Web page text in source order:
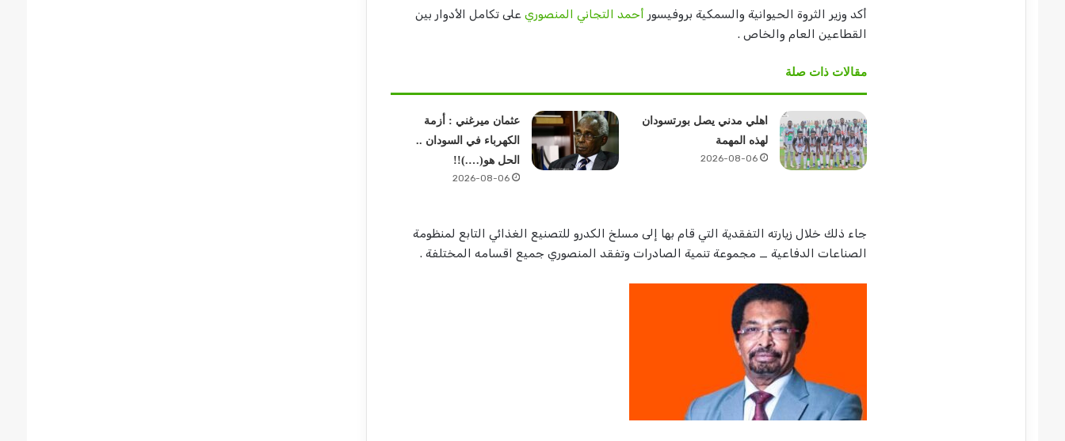
أكد وزير الثروة الحيوانية والسمكية بروفيسور أحمد التجاني المنصوريعلى تكامل الأدوار بين
القطاعين العام والخاص .
مقالات ذات صلة
اهلي مدني يصل بورتسودان
لهذه المهمة
2026-08-06
عثمان ميرغني : أزمة
الكهرباء في السودان ..
الحل هو(….)!!
2026-08-06
جاء ذلك خلال زيارته التفقدية التي قام بها إلى مسلخ الكدرو للتصنيع الغذائي التابع لمنظومة
الصناعات الدفاعية _ مجموعة تنمية الصادرات وتفقد المنصوري جميع اقسامه المختلفة .